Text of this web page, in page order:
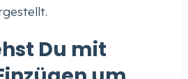
Du mit